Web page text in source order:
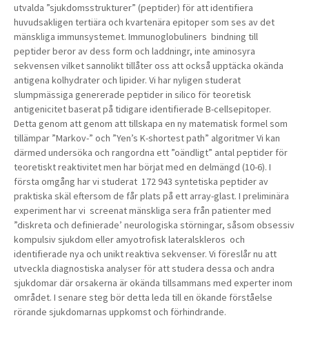
utvalda ”sjukdomsstrukturer” (peptider) för att identifiera
huvudsakligen tertiära och kvartenära epitoper som ses av det
mänskliga immunsystemet. Immunoglobuliners bindning till
peptider beror av dess form och laddningr, inte aminosyra
sekvensen vilket sannolikt tillåter oss att också upptäcka okända
antigena kolhydrater och lipider. Vi har nyligen studerat
slumpmässiga genererade peptider in silico för teoretisk
antigenicitet baserat på tidigare identifierade B-cellsepitoper.
Detta genom att genom att tillskapa en ny matematisk formel som
tillämpar ”Markov-” och ”Yen’s K-shortest path” algoritmer Vi kan
därmed undersöka och rangordna ett ”oändligt” antal peptider för
teoretiskt reaktivitet men har börjat med en delmängd (10-6). I
första omgång har vi studerat 172 943 syntetiska peptider av
praktiska skäl eftersom de får plats på ett array-glast. I preliminära
experiment har vi screenat mänskliga sera från patienter med
”diskreta och definierade’ neurologiska störningar, såsom obsessiv
kompulsiv sjukdom eller amyotrofisk lateralskleros och
identifierade nya och unikt reaktiva sekvenser. Vi föreslår nu att
utveckla diagnostiska analyser för att studera dessa och andra
sjukdomar där orsakerna är okända tillsammans med experter inom
området. I senare steg bör detta leda till en ökande förståelse
rörande sjukdomarnas uppkomst och förhindrande.